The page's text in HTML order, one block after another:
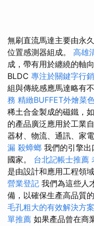
無刷直流馬達主要由永
位置感測器組成。 高雄
成，帶有用於纏繞的軸
BLDC 專注於關鍵字行
組與傳統感應馬達略有
務 精緻BUFFET外燴菜
稀土合金製成的磁鐵，
的產品廣泛應用於工業
器材、物流、通訊、家
漏 殺蟑螂 我們的引擎
國家。 台北記帳士推薦
是由設計和應用工程領
營業登記 我們為這些人
備，以確保生產高品質
毛孔粗大的有效解決方
單推薦 如果產品曾在商